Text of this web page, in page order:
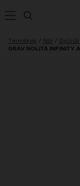
Termékek Női Gyűrűk
GRAV NOLITA INFINITY